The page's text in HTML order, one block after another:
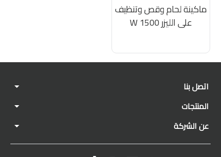
ماكينة لحام وقص وتنظيف
على الليزر 1500 W
اتصل بنا
المنتجات
عن الشركة